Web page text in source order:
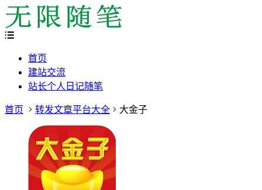
首页
建站交流
站长个人日记随笔
首页 转发文章平台大全 大金子